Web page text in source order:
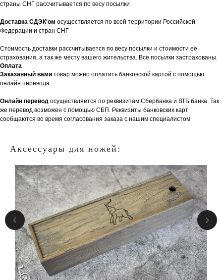
страны СНГ рассчитывается по весу посылки
Доставка СДЭК'ом осуществляется по всей территории Российской
Федерации и стран СНГ
Стоимость доставки рассчитывается по весу посылки и стоимости её
страхования, а так же месту вашего жительства. Все посылки застрахованы.
Оплата
Заказанный вами товар можно оплатить банковской картой с помощью
онлайн перевода
Онлайн перевод осуществляется по реквизитам Сбербанка и ВТБ банка. Так
же перевод возможен с помощью СБП. Реквизиты банковских карт
сообщаются во время согласования заказа с нашим специалистом
Аксессуары для ножей: